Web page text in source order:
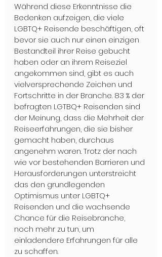
Während diese Erkenntnisse die
Bedenken aufzeigen, die viele
LGBTQ+ Reisende beschäftigen, oft
bevor sie auch nur einen einzigen
Bestandteil ihrer Reise gebucht
haben oder an ihrem Reiseziel
angekommen sind, gibt es auch
vielversprechende Zeichen und
Fortschritte in der Branche. 83 % der
befragten LGTBQ+ Reisenden sind
der Meinung, dass die Mehrheit der
Reiseerfahrungen, die sie bisher
gemacht haben, durchaus
angenehm waren. Trotz der nach
wie vor bestehenden Barrieren und
Herausforderungen unterstreicht
das den grundlegenden
Optimismus unter LGBTQ+
Reisenden und die wachsende
Chance für die Reisebranche,
noch mehr zu tun, um
einladendere Erfahrungen für alle
zu schaffen.